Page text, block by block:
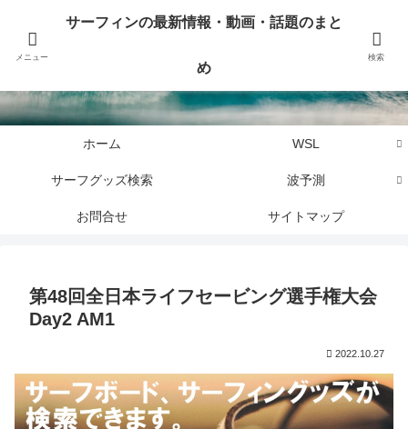
サーフィンに関するニュース・話題や最新情報を写真、画像、動画でまとめて
ホーム WSL
サーフグッズ検索 波予測
お問合せ サイトマップ
第48回全日本ライフセービング選手権大会
Day2 AM1
2022.10.27
メニュー
サーフィンの最新情報・動画・話題のまと
め
検索